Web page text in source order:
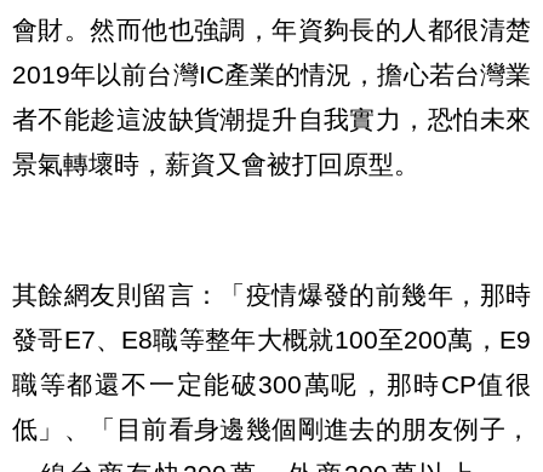
會財。然而他也強調，年資夠長的人都很清楚
2019年以前台灣IC產業的情況，擔心若台灣業
者不能趁這波缺貨潮提升自我實力，恐怕未來
景氣轉壞時，薪資又會被打回原型。
其餘網友則留言：「疫情爆發的前幾年，那時
發哥E7、E8職等整年大概就100至200萬，E9
職等都還不一定能破300萬呢，那時CP值很
低」、「目前看身邊幾個剛進去的朋友例子，